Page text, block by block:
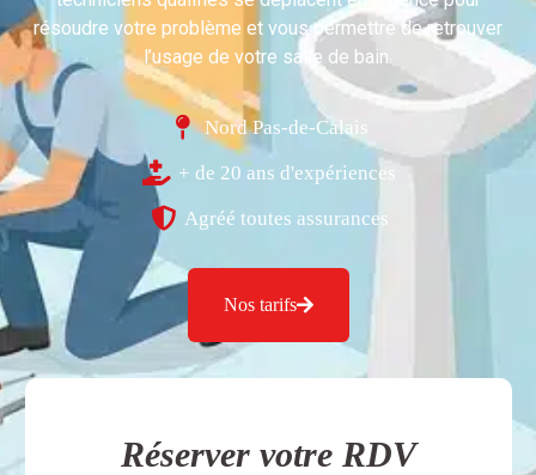
résoudre votre problème et vous permettre de retrouver
l’usage de votre salle de bain.
Nord Pas-de-Calais
+ de 20 ans d'expériences
Agréé toutes assurances
Nos tarifs
Réserver votre RDV